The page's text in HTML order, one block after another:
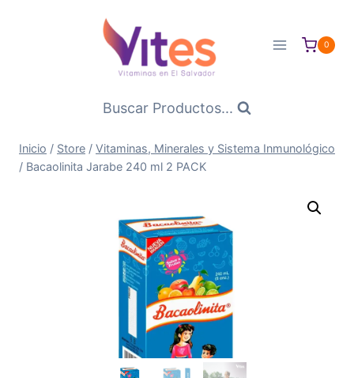
0
Buscar Productos...
Inicio / Store / Vitaminas, Minerales y Sistema Inmunológico
/ Bacaolinita Jarabe 240 ml 2 PACK